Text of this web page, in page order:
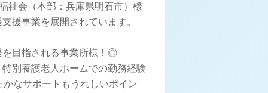
祉会（本部：兵庫県明石市）様
援事業を展開されています。
を目指される事業所様！◎
別養護老人ホームでの勤務経験
なサポートもうれしいポイン